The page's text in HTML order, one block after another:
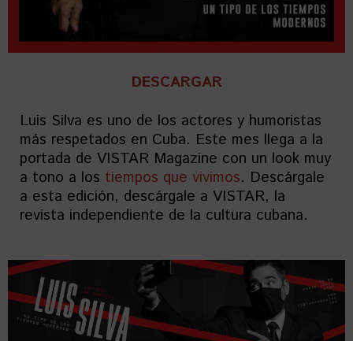
DESCARGAR
Luis Silva es uno de los actores y humoristas
más respetados en Cuba. Este mes llega a la
portada de VISTAR Magazine con un look muy
a tono a los tiempos que vivimos. Descárgale
a esta edición, descárgale a VISTAR, la
revista independiente de la cultura cubana.